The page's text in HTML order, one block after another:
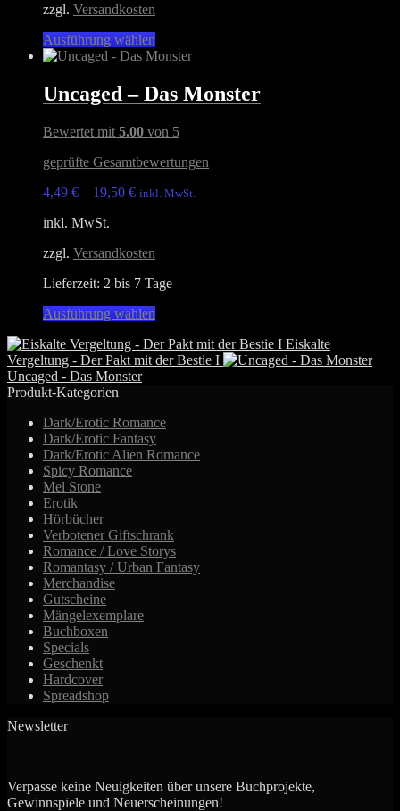
der
Produktseite
gewählt
werden
zzgl. Versandkosten
Ausführung wählen
Produkt
mehrere
Varianten
Die
können
der
Uncaged – Das Monster
Bewertet mit 5.00 von 5
geprüfte Gesamtbewertungen
4,49 € – 19,50 € inkl. MwSt.
inkl. MwSt.
zzgl. Versandkosten
Lieferzeit: 2 bis 7 Tage
Ausführung wählen
weist
mehrere
Optionen
können
auf
Eiskalte
Vergeltung - Der Pakt mit der Bestie I
Uncaged - Das Monster
Produkt-Kategorien
Dark/Erotic Romance
Dark/Erotic Fantasy
Dark/Erotic Alien Romance
Spicy Romance
Mel Stone
Erotik
Hörbücher
Verbotener Giftschrank
Romance / Love Storys
Romantasy / Urban Fantasy
Merchandise
Gutscheine
Mängelexemplare
Buchboxen
Specials
Geschenkt
Hardcover
Spreadshop
Newsletter
Verpasse keine Neuigkeiten über unsere Buchprojekte,
Gewinnspiele und Neuerscheinungen!